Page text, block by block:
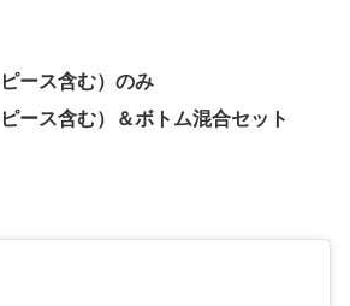
ース含む）のみ
ース含む）＆ボトム混合セット